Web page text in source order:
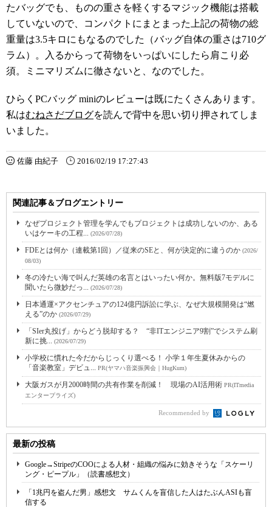
たバッグでも、ものの重さを軽くするマジック機能は搭載
していないので、コンパクトにまとまった上記の荷物の総
重量は3.5キロにもなるのでした（バッグ自体の重さは710グ
ラム）。入るからって荷物をいっぱいにしたら肩こり必
須。ミニマリズムに徹さないと、なのでした。
ひらくPCバッグ miniのレビューは既にたくさんあります。
私はむねさだブログを読んで背中を思い切り押されてしま
いました。
佐藤 由紀子 2016/02/19 17:27:43
関連記事＆ブログエントリー
なぜプロジェクト管理を学んでもプロジェクトは成功しないのか、ある
いはケーキの工程... (2026/07/28)
FDEとは何か（連載第1回）／従来のSEと、何が決定的に違うのか (2026/
08/03)
冬の冷たい海で叫んだ英雄の名言とはいったい何か。無料版7モデルに
聞いたら微妙だっ... (2026/07/28)
日本通運×アクセンチュアの124億円訴訟に学ぶ、なぜ大規模開発は“燃
える”のか (2026/07/29)
「SIer丸投げ」からどう脱却する？ “非ITエンジニア9割”でシステム刷
新に挑... (2026/07/29)
小学校に慣れた今だからじっくり選べる！ 小学１年生夏休みからの
「音楽教室」デビュ... PR(ヤマハ音楽振興会｜HugKum)
大阪ガスが月2000時間の共有作業を削減！ 現場のAI活用術 PR(ITmedia
エンタープライズ)
Recommended by
最新の投稿
Google→StripeのCOOによる人材・組織の悩みに効きそうな「スケーリ
ング・ピープル」（読書感想文）
「1兆円を盗んだ男」感想文 サムくんを盲信した人はたぶんASIも盲
信する